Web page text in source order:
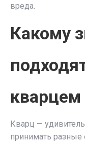
вреда.
Какому
кварцем
Кварц —
принимать разные